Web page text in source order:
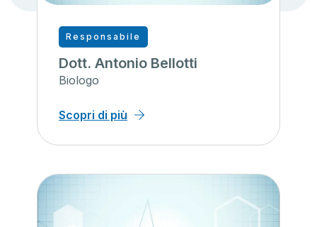
Responsabile
Dott. Antonio Bellotti
Biologo
Scopri di più